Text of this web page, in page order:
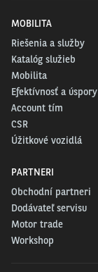
MOBILITA
Riešenia a služby
Katalóg služieb
Mobilita
Efektívnosť a úspory
Account tím
CSR
Úžitkové vozidlá
PARTNERI
Obchodní partneri
Dodávateľ servisu
Motor trade
Workshop